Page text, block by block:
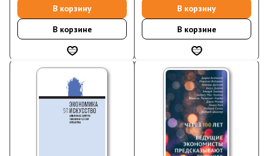
В корзину
В корзине
В корзину
В корзине